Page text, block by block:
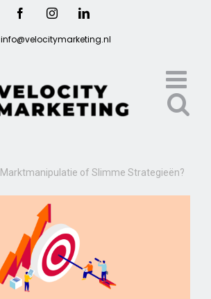
FacebookInstagramLinkedIn
info@velocitymarketing.nl
Marktmanipulatie of Slimme Strategieën?